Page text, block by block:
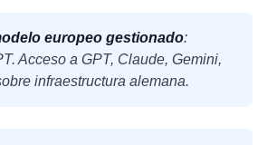
europeo gestionado:
Acceso a GPT, Claude, Gemini,
infraestructura alemana.